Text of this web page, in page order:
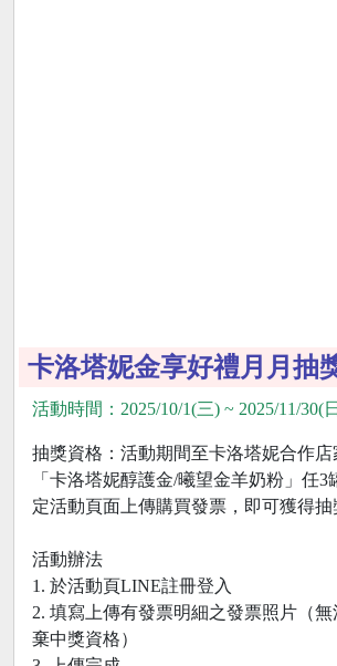
卡洛塔妮金享好禮月月抽
活動時間：2025/10/1(三) ~ 2025/11/30(
抽獎資格：活動期間至卡洛塔妮合作
「卡洛塔妮醇護金/曦望金羊奶粉」任
定活動頁面上傳購買發票，即可獲得抽
活動辦法
1. 於活動頁LINE註冊登入
2. 填寫上傳有發票明細之發票照片（
棄中獎資格）